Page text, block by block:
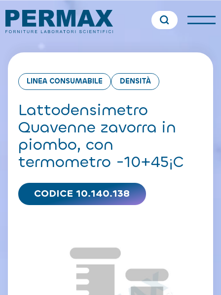
LINEA CONSUMABILE DENSITÀ
Lattodensimetro
Quavenne zavorra in
piombo, con
termometro -10+45¡C
CODICE 10.140.138